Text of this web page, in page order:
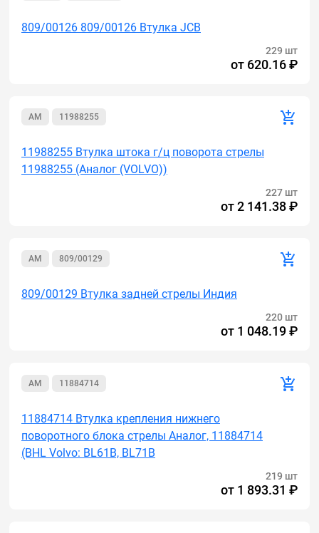
809/00126 809/00126 Втулка JCB
229 шт
от 620.16 ₽
AM 11988255
11988255 Втулка штока г/ц поворота стрелы
11988255 (Аналог (VOLVO))
227 шт
от2 141.38 ₽
AM 809/00129
809/00129 Втулка задней стрелы Индия
220 шт
от 1 048.19 ₽
AM 11884714
11884714 Втулка крепления нижнего
поворотного блока стрелы Аналог, 11884714
(BHL Volvo: BL61B, BL71B
219 шт
от 1 893.31 ₽